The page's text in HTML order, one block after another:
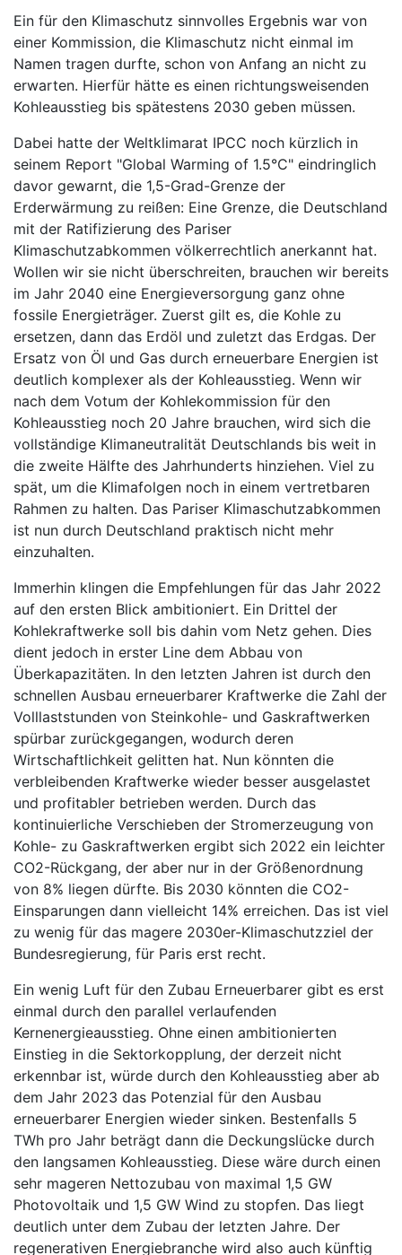
Ein für den Klimaschutz sinnvolles Ergebnis war von
einer Kommission, die Klimaschutz nicht einmal im
Namen tragen durfte, schon von Anfang an nicht zu
erwarten. Hierfür hätte es einen richtungsweisenden
Kohleausstieg bis spätestens 2030 geben müssen.
Dabei hatte der Weltklimarat IPCC noch kürzlich in
seinem Report "Global Warming of 1.5°C" eindringlich
davor gewarnt, die 1,5-Grad-Grenze der
Erderwärmung zu reißen: Eine Grenze, die Deutschland
mit der Ratifizierung des Pariser
Klimaschutzabkommen völkerrechtlich anerkannt hat.
Wollen wir sie nicht überschreiten, brauchen wir bereits
im Jahr 2040 eine Energieversorgung ganz ohne
fossile Energieträger. Zuerst gilt es, die Kohle zu
ersetzen, dann das Erdöl und zuletzt das Erdgas. Der
Ersatz von Öl und Gas durch erneuerbare Energien ist
deutlich komplexer als der Kohleausstieg. Wenn wir
nach dem Votum der Kohlekommission für den
Kohleausstieg noch 20 Jahre brauchen, wird sich die
vollständige Klimaneutralität Deutschlands bis weit in
die zweite Hälfte des Jahrhunderts hinziehen. Viel zu
spät, um die Klimafolgen noch in einem vertretbaren
Rahmen zu halten. Das Pariser Klimaschutzabkommen
ist nun durch Deutschland praktisch nicht mehr
einzuhalten.
Immerhin klingen die Empfehlungen für das Jahr 2022
auf den ersten Blick ambitioniert. Ein Drittel der
Kohlekraftwerke soll bis dahin vom Netz gehen. Dies
dient jedoch in erster Line dem Abbau von
Überkapazitäten. In den letzten Jahren ist durch den
schnellen Ausbau erneuerbarer Kraftwerke die Zahl der
Volllaststunden von Steinkohle- und Gaskraftwerken
spürbar zurückgegangen, wodurch deren
Wirtschaftlichkeit gelitten hat. Nun könnten die
verbleibenden Kraftwerke wieder besser ausgelastet
und profitabler betrieben werden. Durch das
kontinuierliche Verschieben der Stromerzeugung von
Kohle- zu Gaskraftwerken ergibt sich 2022 ein leichter
CO2-Rückgang, der aber nur in der Größenordnung
von 8% liegen dürfte. Bis 2030 könnten die CO2-
Einsparungen dann vielleicht 14% erreichen. Das ist viel
zu wenig für das magere 2030er-Klimaschutzziel der
Bundesregierung, für Paris erst recht.
Ein wenig Luft für den Zubau Erneuerbarer gibt es erst
einmal durch den parallel verlaufenden
Kernenergieausstieg. Ohne einen ambitionierten
Einstieg in die Sektorkopplung, der derzeit nicht
erkennbar ist, würde durch den Kohleausstieg aber ab
dem Jahr 2023 das Potenzial für den Ausbau
erneuerbarer Energien wieder sinken. Bestenfalls 5
TWh pro Jahr beträgt dann die Deckungslücke durch
den langsamen Kohleausstieg. Diese wäre durch einen
sehr mageren Nettozubau von maximal 1,5 GW
Photovoltaik und 1,5 GW Wind zu stopfen. Das liegt
deutlich unter dem Zubau der letzten Jahre. Der
regenerativen Energiebranche wird also auch künftig